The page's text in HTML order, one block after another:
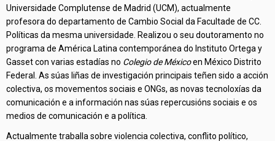
Universidade Complutense de Madrid (UCM), actualmente
profesora do departamento de Cambio Social da Facultade de CC.
Políticas da mesma universidade. Realizou o seu doutoramento no
programa de América Latina contemporánea do Instituto Ortega y
Gasset con varias estadías no Colegio de Méxicoen México Distrito
Federal. As súas liñas de investigación principais teñen sido a acción
colectiva, os movementos sociais e ONGs, as novas tecnoloxías da
comunicación e a información nas súas repercusións sociais e os
medios de comunicación e a política.
Actualmente traballa sobre violencia colectiva, conflito político,